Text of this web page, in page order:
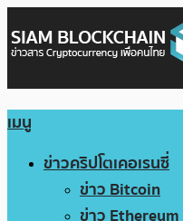
เมนู
ข่าวคริปโตเคอเรนซี่
ข่าว Bitcoin